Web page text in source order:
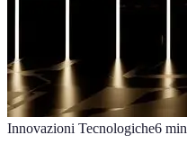
Innovazioni Tecnologiche6 min